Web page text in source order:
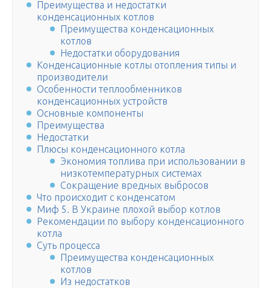
Преимущества и недостатки
конденсационных котлов
Преимущества конденсационных
котлов
Недостатки оборудования
Конденсационные котлы отопления типы и
производители
Особенности теплообменников
конденсационных устройств
Основные компоненты
Преимущества
Недостатки
Плюсы конденсационного котла
Экономия топлива при использовании в
низкотемпературных системах
Сокращение вредных выбросов
Что происходит с конденсатом
Миф 5. В Украине плохой выбор котлов
Рекомендации по выбору конденсационного
котла
Суть процесса
Преимущества конденсационных
котлов
Из недостатков